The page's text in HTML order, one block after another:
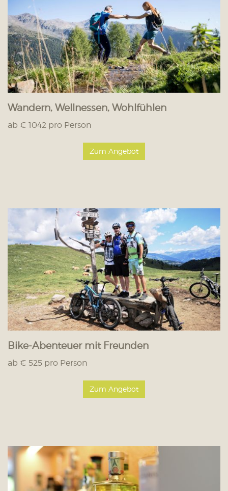
Wandern, Wellnessen, Wohlfühlen
ab € 1042 pro Person
Zum Angebot
Bike-Abenteuer mit Freunden
ab € 525 pro Person
Zum Angebot